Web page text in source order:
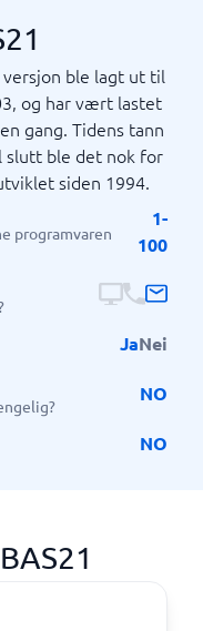
versjon ble lagt ut til
og har vært lastet
gang. Tidens tann
ble det nok for
siden 1994.
programvaren
1-
100
JaNei
NO
NO